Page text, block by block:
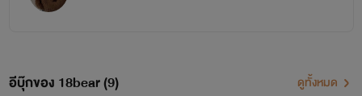
อีบุ๊กของ 18bear (9) ดูทั้งหมด